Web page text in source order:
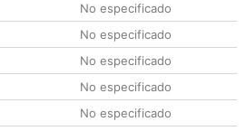
No especificado
No especificado
No especificado
No especificado
No especificado